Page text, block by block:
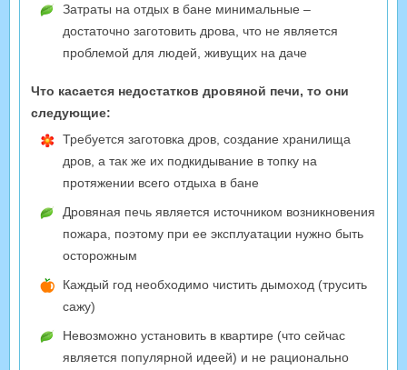
Затраты на отдых в бане минимальные –
достаточно заготовить дрова, что не является
проблемой для людей, живущих на даче
Что касается недостатков дровяной печи, то они
следующие:
Требуется заготовка дров, создание хранилища
дров, а так же их подкидывание в топку на
протяжении всего отдыха в бане
Дровяная печь является источником возникновения
пожара, поэтому при ее эксплуатации нужно быть
осторожным
Каждый год необходимо чистить дымоход (трусить
сажу)
Невозможно установить в квартире (что сейчас
является популярной идеей) и не рационально